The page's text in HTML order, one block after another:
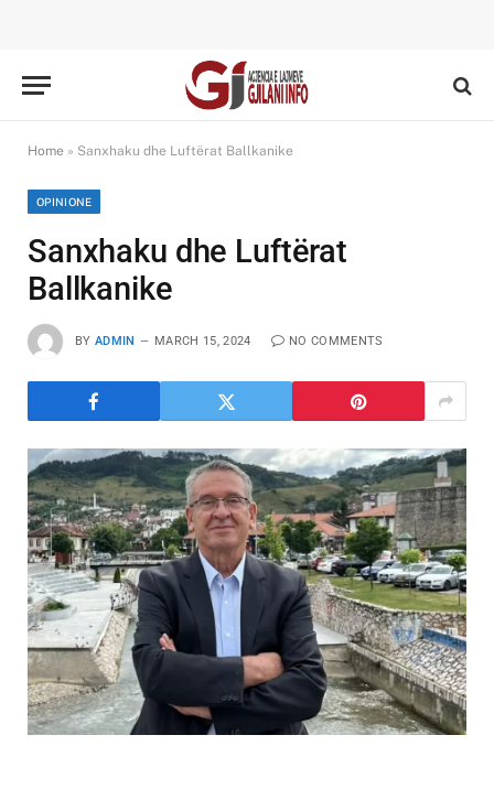
Home » Sanxhaku dhe Luftërat Ballkanike
OPINIONE
Sanxhaku dhe Luftërat
Ballkanike
BY ADMIN MARCH 15, 2024 NO COMMENTS